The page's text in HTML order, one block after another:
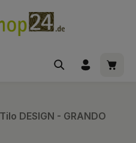
Tilo DESIGN - GRANDO